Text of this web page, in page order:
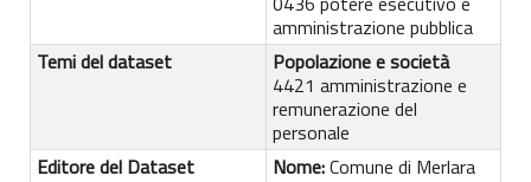
amministrazione pubblica
Temi del dataset
Popolazione e società
4421 amministrazione e
remunerazione del
personale
Editore del Dataset
Nome:Comune di Merlara